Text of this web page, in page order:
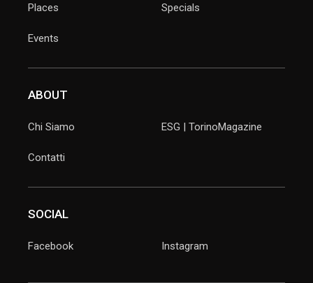
Places
Events
Specials
ABOUT
Chi Siamo
Contatti
ESG | TorinoMagazine
SOCIAL
Facebook Instagram